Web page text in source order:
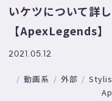
いケツについて詳
【ApexLegends】
2021.05.12
動画系 外部